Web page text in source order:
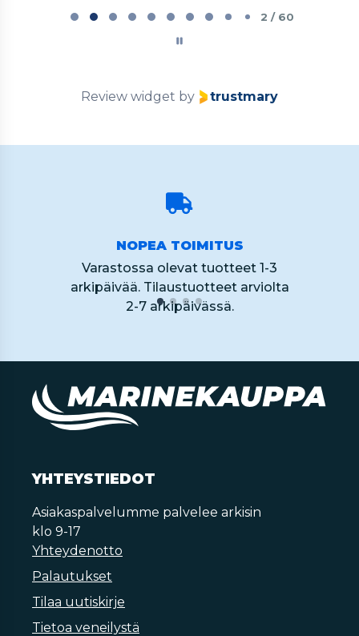
2 / 60
Review widget by trustmary
NOPEA TOIMITUS
Varastossa olevat tuotteet 1-3
arkipäivää. Tilaustuotteet arviolta
2-7 arkipäivässä.
YHTEYSTIEDOT
Asiakaspalvelumme palvelee arkisin
klo 9-17
Yhteydenotto
Palautukset
Tilaa uutiskirje
Tietoa veneilystä